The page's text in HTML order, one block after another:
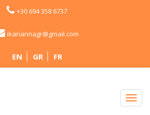
+30 694 358 6737
ikariannagr@gmail.com
EN GR FR